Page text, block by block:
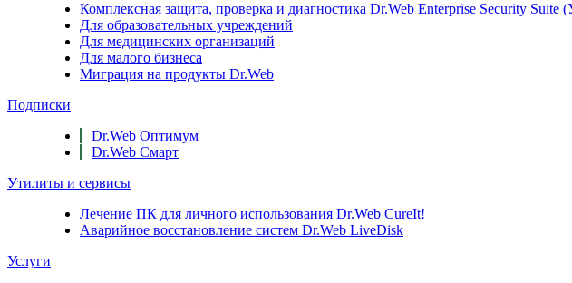
Комплексная защита, проверка и диагностика Dr.Web Enterprise Security Suite
Для образовательных учреждений
Для медицинских организаций
Для малого бизнеса
Миграция на продукты Dr.Web
Подписки
Dr.Web Оптимум
Dr.Web Смарт
Утилиты и сервисы
Лечение ПК для личного использования Dr.Web CureIt!
Аварийное восстановление систем Dr.Web LiveDisk
Услуги